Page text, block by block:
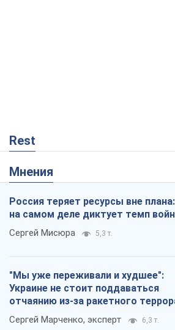
Rest
Мнения
Россия теряет ресурсы вне
на самом деле диктует темп
Сергей Мисюра 5,3 т.
"Мы уже переживали и худшее":
Украине не стоит поддаваться
отчаянию из-за ракетного
Сергей Марченко, эксперт 6,3 т.